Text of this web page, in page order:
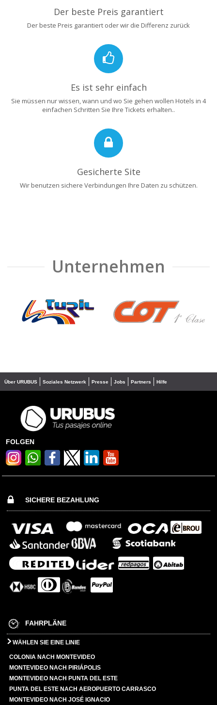
Der beste Preis garantiert
Der beste Preis garantiert oder wir die Differenz zurück
Es ist sehr einfach
Sie müssen nur wissen, wann und wo Sie gehen wollen Hotels in 4
einfachen Schritten Sie Ihre Tickets erhalten..
Gesicherte Site
Wir benutzen sichere Verbindungen Ihre Daten zu schützen.
Unternehmen
❮ ❯
Über URUBUS Soziales Netzwerk Presse Jobs Partners Hilfe
FOLGEN
SICHERE BEZAHLUNG
FAHRPLÄNE
WÄHLEN SIE EINE LINIE
COLONIA NACH MONTEVIDEO
MONTEVIDEO NACH PIRIÁPOLIS
MONTEVIDEO NACH PUNTA DEL ESTE
PUNTA DEL ESTE NACH AEROPUERTO CARRASCO
MONTEVIDEO NACH JOSÉ IGNACIO